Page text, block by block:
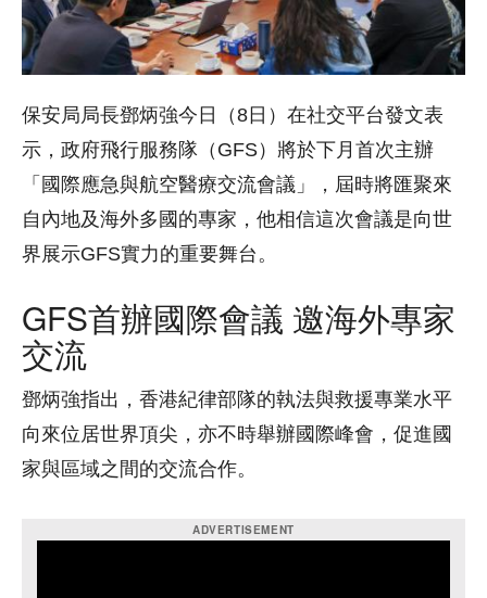
保安局局長鄧炳強今日（8日）在社交平台發文表
示，政府飛行服務隊（GFS）將於下月首次主辦
「國際應急與航空醫療交流會議」，屆時將匯聚來
自內地及海外多國的專家，他相信這次會議是向世
界展示GFS實力的重要舞台。
GFS首辦國際會議 邀海外專家
交流
鄧炳強指出，香港紀律部隊的執法與救援專業水平
向來位居世界頂尖，亦不時舉辦國際峰會，促進國
家與區域之間的交流合作。